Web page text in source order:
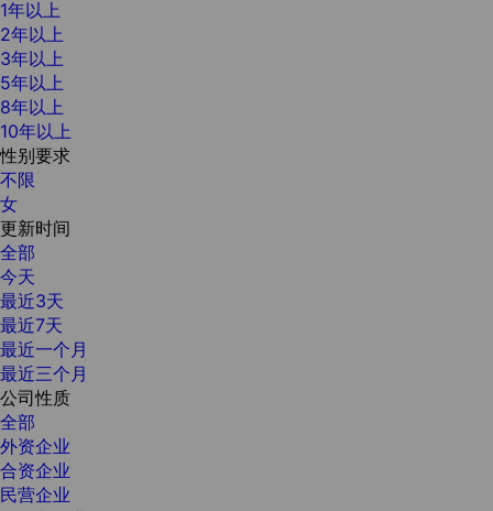
1年以上
2年以上
3年以上
5年以上
8年以上
10年以上
性别要求
不限
女
更新时间
全部
今天
最近3天
最近7天
最近一个月
最近三个月
公司性质
全部
外资企业
合资企业
民营企业